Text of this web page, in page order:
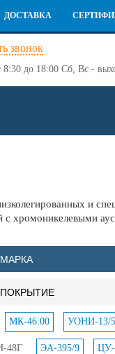
ДОСТАВКА
звонок
до 18:00 Сб, Вс -
и
с хромоникелевыми
МАРКА
ПОКРЫТИЕ
МК-46.00 УОНИ-13/
48Г ЭА-395/9